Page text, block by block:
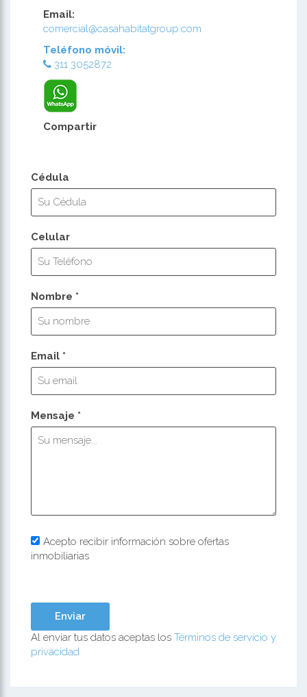
Email:
comercial@casahabitatgroup.com
Teléfono móvil:
311 3052872
Compartir
Cédula
Celular
Nombre *
Email *
Mensaje *
Acepto recibir información sobre ofertas
inmobiliarias
Al enviar tus datos aceptas los Términos de servicio y
privacidad